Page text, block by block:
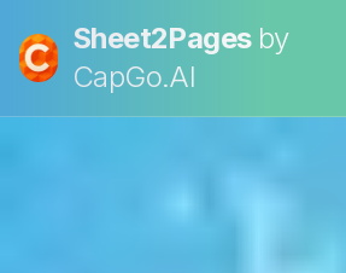
Sheet2Pages by
CapGo.AI